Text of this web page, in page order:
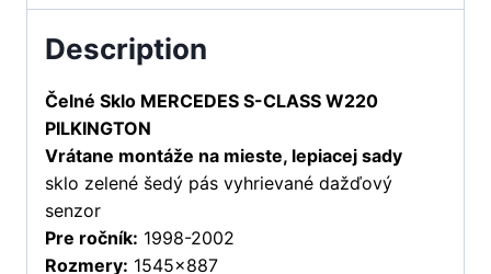
Description
Čelné Sklo MERCEDES S-CLASS W220
PILKINGTON
Vrátane montáže na mieste, lepiacej sady
sklo zelené šedý pás vyhrievané dažďový
senzor
Pre ročník: 1998-2002
Rozmery: 1545×887